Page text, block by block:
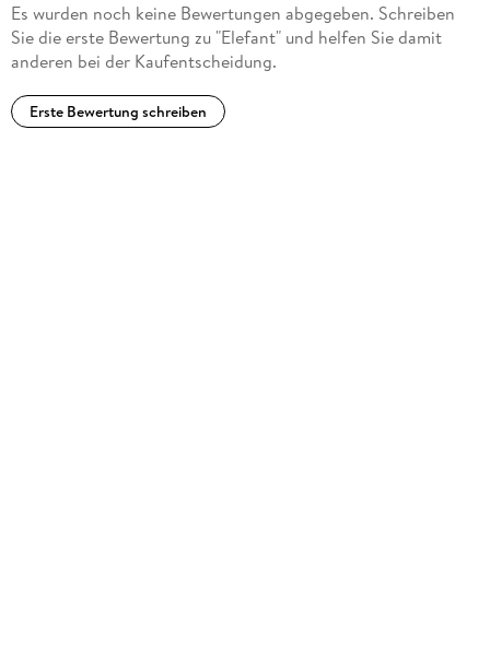
Es wurden noch keine Bewertungen abgegeben. Schreiben
Sie die erste Bewertung zu "Elefant" und helfen Sie damit
anderen bei der Kaufentscheidung.
Erste Bewertung schreiben